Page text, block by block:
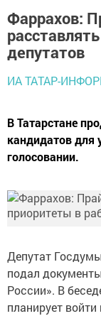
Фаррахов:
депутатов
ИА ТАТАР-
В Татарстане
кандидатов для
голосовании.
Депутат
подал
России». В
планирует